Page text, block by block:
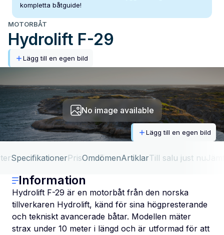
kompletta båtguide!
MOTORBÅT
Hydrolift F-29
Lägg till en egen bild
No image available
Lägg till en egen bild
SpecifikationerPrisOmdömenArtiklarTill salu just nu
Information
Hydrolift F-29 är en motorbåt från den norska
tillverkaren Hydrolift, känd för sina högpresterande
och tekniskt avancerade båtar. Modellen mäter
strax under 10 meter i längd och är utformad för att